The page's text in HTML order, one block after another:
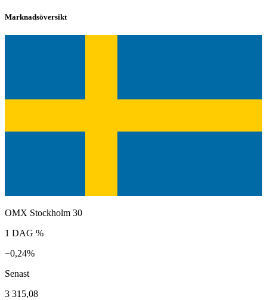
Marknadsöversikt
OMX Stockholm 30
1 DAG %
−0,24%
Senast
3 315,08